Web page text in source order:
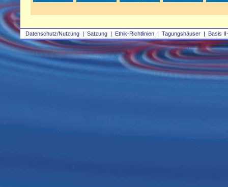
Datenschutz/Nutzung | Satzung | Ethik-Richtlinien | Tagungshäuser | Basis